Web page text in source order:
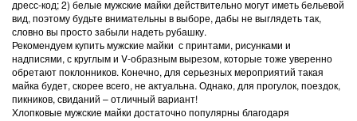
дресс-код; 2) белые мужские майки действительно могут иметь бельевой
вид, поэтому будьте внимательны в выборе, дабы не выглядеть так,
словно вы просто забыли надеть рубашку.
Рекомендуем купить мужские майки с принтами, рисунками и
надписями, с круглым и V-образным вырезом, которые тоже уверенно
обретают поклонников. Конечно, для серьезных мероприятий такая
майка будет, скорее всего, не актуальна. Однако, для прогулок, поездок,
пикников, свиданий – отличный вариант!
Хлопковые мужские майки достаточно популярны благодаря